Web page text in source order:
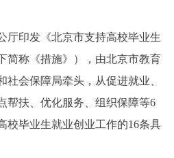
专题公开
法人服务 部门服务
印发《北京市支持高校毕业生
简称《措施》），由北京市教育
社会保障局牵头，从促进就业、
帮扶、优化服务、组织保障等6
校毕业生就业创业工作的16条具